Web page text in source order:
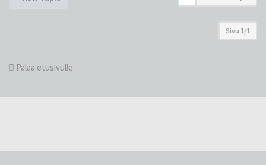
Sivu 1/1
Palaa etusivulle